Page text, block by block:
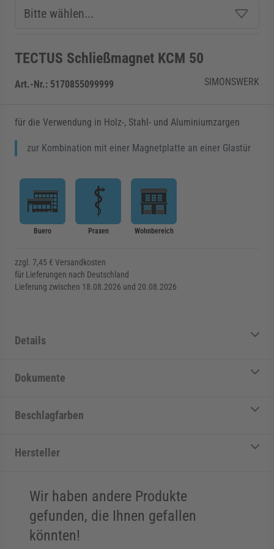
TECTUS Schließmagnet KCM 50
Art.-Nr.: 5170855099999 SIMONSWERK
für die Verwendung in Holz-, Stahl- und Aluminiumzargen
zur Kombination mit einer Magnetplatte an einer Glastür
Buero Praxen Wohnbereich
zzgl. 7,45 € Versandkosten
für Lieferungen nach Deutschland
Lieferung zwischen 18.08.2026 und 20.08.2026
Details
Dokumente
Beschlagfarben
Hersteller
Wir haben andere Produkte
gefunden, die Ihnen gefallen
könnten!